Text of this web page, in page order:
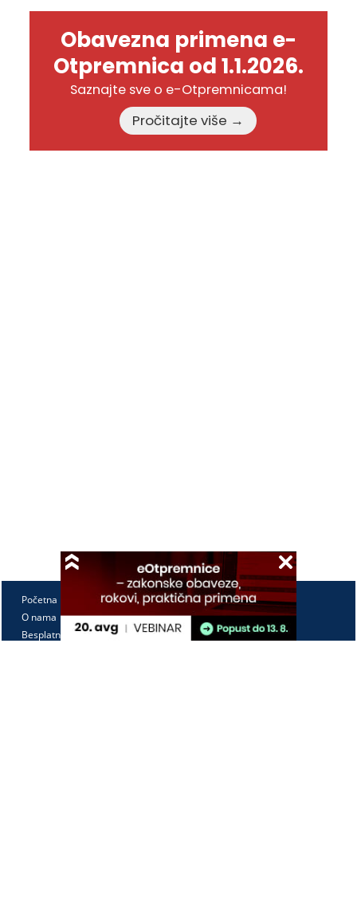
Obavezna primena e-
Otpremnica od 1.1.2026.
Saznajte sve o e-Otpremnicama!
Pročitajte više →
Početna
O nama
Besplatno